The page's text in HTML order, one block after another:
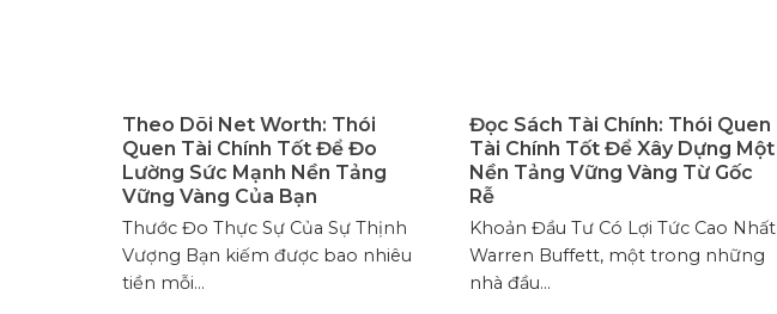
Theo Dõi Net Worth: Thói
Quen Tài Chính Tốt Để Đo
Lường Sức Mạnh Nền Tảng
Vững Vàng Của Bạn
Thước Đo Thực Sự Của Sự Thịnh
Vượng Bạn kiếm được bao nhiêu
tiền mỗi...
Đọc Sách Tài Chính: Thói Quen
Tài Chính Tốt Để Xây Dựng Một
Nền Tảng Vững Vàng Từ Gốc
Rễ
Khoản Đầu Tư Có Lợi Tức Cao Nhất
Warren Buffett, một trong những
nhà đầu...